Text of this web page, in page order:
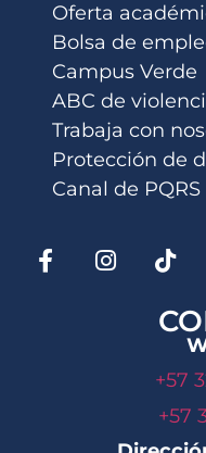
Oferta
Bolsa de
Campus Verde
ABC de
Trabaja con
Protección de
Canal de PQRS
+57
+57